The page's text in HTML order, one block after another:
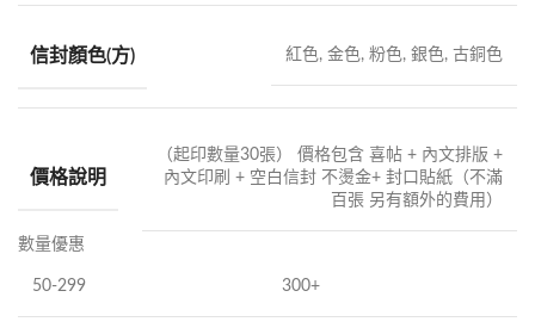
信封顏色(方) 紅色, 金色, 粉色, 銀色, 古銅色
價格說明
（起印數量30張） 價格包含 喜帖 + 內文排版 +
內文印刷 + 空白信封 不燙金+ 封口貼紙（不滿
百張 另有額外的費用）
數量優惠
50-299 300+